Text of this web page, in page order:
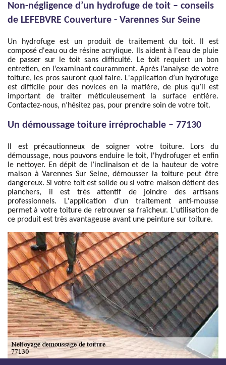
Non-négligence d’un hydrofuge de toit – conseils
de LEFEBVRE Couverture - Varennes Sur Seine
Un hydrofuge est un produit de traitement du toit. Il est
composé d'eau ou de résine acrylique. Ils aident à l'eau de pluie
de passer sur le toit sans difficulté. Le toit requiert un bon
entretien, en l’examinant couramment. Après l’analyse de votre
toiture, les pros sauront quoi faire. L'application d’un hydrofuge
est difficile pour des novices en la matière, de plus qu’il est
important de traiter méticuleusement la surface entière.
Contactez-nous, n’hésitez pas, pour prendre soin de votre toit.
Un démoussage toiture irréprochable – 77130
Il est précautionneux de soigner votre toiture. Lors du
démoussage, nous pouvons enduire le toit, l'hydrofuger et enfin
le nettoyer. En dépit de l’inclinaison et de la hauteur de votre
maison à Varennes Sur Seine, démousser la toiture peut être
dangereux. Si votre toit est solide ou si votre maison détient des
planchers, il est très attentif de joindre des artisans
professionnels. L'application d'un traitement anti-mousse
permet à votre toiture de retrouver sa fraîcheur. L'utilisation de
ce produit est très avantageuse avant une peinture sur toiture.